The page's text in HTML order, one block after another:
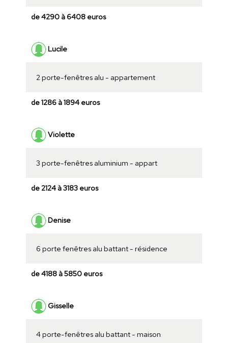
de 4290 à 6408 euros
Lucile
2 porte-fenêtres alu - appartement
de 1286 à 1894 euros
Violette
3 porte-fenêtres aluminium - appart
de 2124 à 3183 euros
Denise
6 porte fenêtres alu battant - résidence
de 4188 à 5850 euros
Gisselle
4 porte-fenêtres alu battant - maison